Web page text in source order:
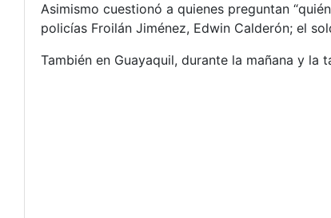
Asimismo cuestionó a quienes preguntan
policías Froilán Jiménez, Edwin Calderón; el
También en Guayaquil, durante la mañana y